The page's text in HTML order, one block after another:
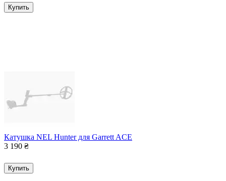
Купить
Катушка NEL Hunter для Garrett ACE
3 190 ₴
Купить